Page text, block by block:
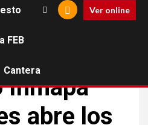
FEB
Cantera
Ver online
Inmapa
abre los